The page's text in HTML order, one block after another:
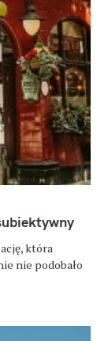
która
nie podobało